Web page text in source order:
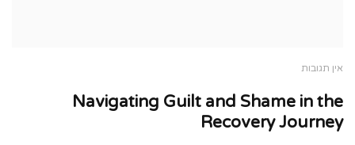
אין תגובות
Navigating Guilt and Shame in the
Recovery Journey